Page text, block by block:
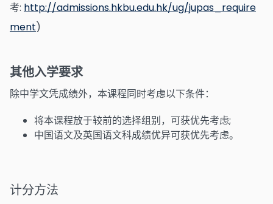
考: http://admissions.hkbu.edu.hk/ug/jupas_require
ment)
其他入学要求
除中学文凭成绩外，本课程同时考虑以下条件：
将本课程放于较前的选择组别，可获优先考虑;
中国语文及英国语文科成绩优异可获优先考虑。
计分方法